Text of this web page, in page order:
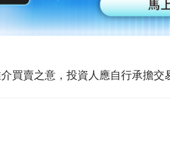
買賣之意，投資人應自行承擔交